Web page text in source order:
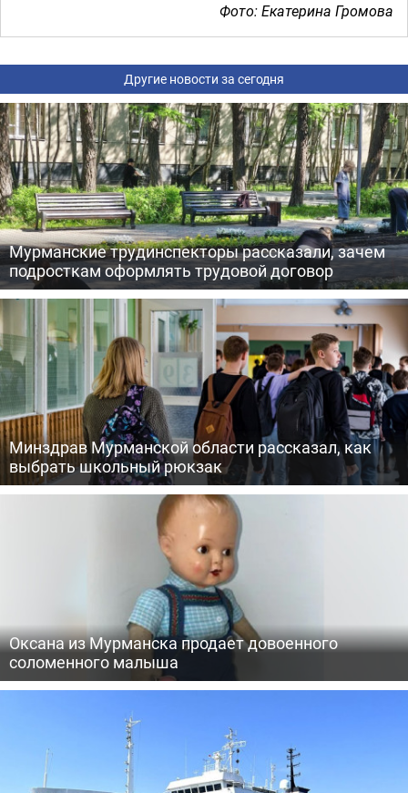
Фото: Екатерина Громова
Другие новости за сегодня
Мурманские трудинспекторы рассказали, зачем
подросткам оформлять трудовой договор
Минздрав Мурманской области рассказал, как
выбрать школьный рюкзак
Оксана из Мурманска продает довоенного
соломенного малыша